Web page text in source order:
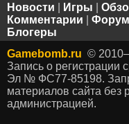
Новости Игры
Комментарии
Форум
Блогеры
Gamebomb.ru ©
Запись о регистрации
Эл № ФС77-85198.
материалов сайта без
администрацией.